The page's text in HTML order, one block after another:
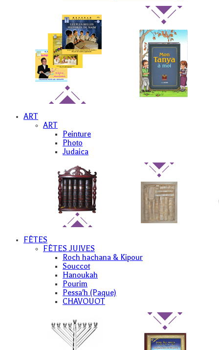
ART
ART
Peinture
Photo
Judaica
FÊTES
FÊTES JUIVES
Roch hachana & Kipour
Souccot
Hanoukah
Pourim
Pessa'h (Paque)
CHAVOUOT